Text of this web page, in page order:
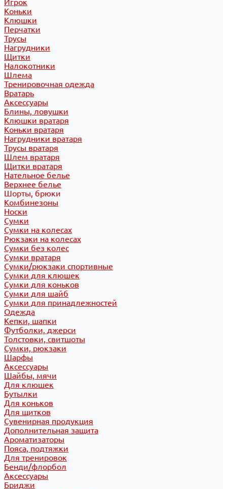
Игрок
Коньки
Клюшки
Перчатки
Трусы
Нагрудники
Щитки
Налокотники
Шлема
Тренировочная одежда
Вратарь
Аксессуары
Блины, ловушки
Клюшки вратаря
Коньки вратаря
Нагрудники вратаря
Трусы вратаря
Шлем вратаря
Щитки вратаря
Нательное белье
Верхнее белье
Шорты, брюки
Комбинезоны
Носки
Сумки
Сумки на колесах
Рюкзаки на колесах
Сумки без колес
Сумки вратаря
Сумки/рюкзаки спортивные
Сумки для клюшек
Сумки для коньков
Сумки для шайб
Сумки для принадлежностей
Одежда
Кепки, шапки
Футболки, джерси
Толстовки, свитшоты
Сумки, рюкзаки
Шарфы
Аксессуары
Шайбы, мячи
Для клюшек
Бутылки
Для коньков
Для щитков
Сувенирная продукция
Дополнительная защита
Ароматизаторы
Пояса, подтяжки
Для тренировок
Бенди/флорбол
Аксессуары
Бриджи